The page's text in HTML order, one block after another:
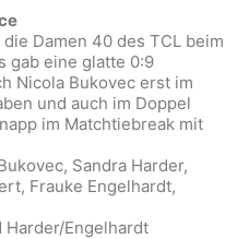
Damen 40 des TCL beim
gab eine glatte 0:9
Nicola Bukovec erst im
und auch im Doppel
im Matchtiebreak mit
Sandra Harder,
Frauke Engelhardt,
Harder/Engelhardt